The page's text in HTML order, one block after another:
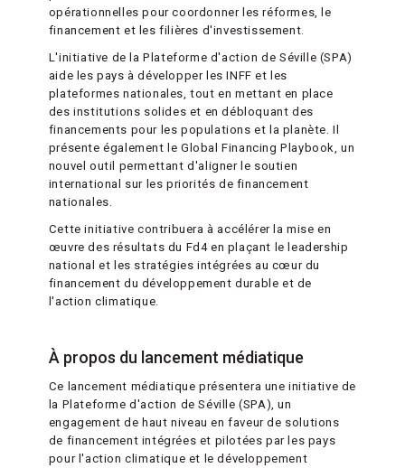
opérationnelles pour coordonner les réformes, le
financement et les filières d'investissement.
L'initiative de la Plateforme d'action de Séville (SPA)
aide les pays à développer les INFF et les
plateformes nationales, tout en mettant en place
des institutions solides et en débloquant des
financements pour les populations et la planète. Il
présente également le Global Financing Playbook, un
nouvel outil permettant d'aligner le soutien
international sur les priorités de financement
nationales.
Cette initiative contribuera à accélérer la mise en
œuvre des résultats du Fd4 en plaçant le leadership
national et les stratégies intégrées au cœur du
financement du développement durable et de
l'action climatique.
À propos du lancement médiatique
Ce lancement médiatique présentera une initiative de
la Plateforme d'action de Séville (SPA), un
engagement de haut niveau en faveur de solutions
de financement intégrées et pilotées par les pays
pour l'action climatique et le développement